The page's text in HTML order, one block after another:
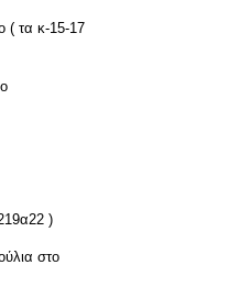
κ-15-17
)
στο